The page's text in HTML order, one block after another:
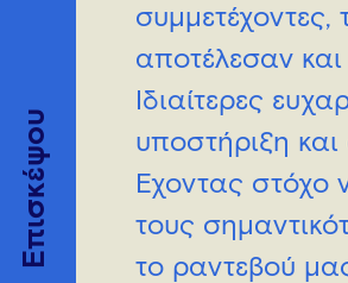
Επισκέψου
αποτέλεσαν
Ιδιαίτερες
υποστήριξη
Έχοντας στόχο
τους
το ραντεβού